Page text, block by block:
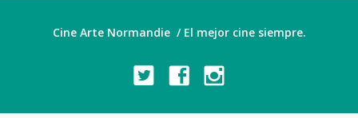
Cine Arte Normandie / El mejor cine siempre.